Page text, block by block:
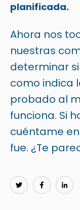
planificada.
Ahora nos
nuestras
determinar
como indica
probado al
funciona. Si
cuéntame
fue. ¿Te